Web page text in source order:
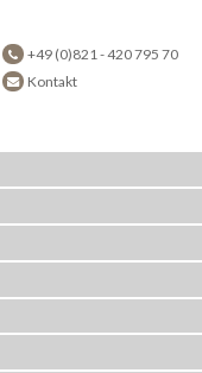
+49 (0)821 - 420 795 70
Kontakt